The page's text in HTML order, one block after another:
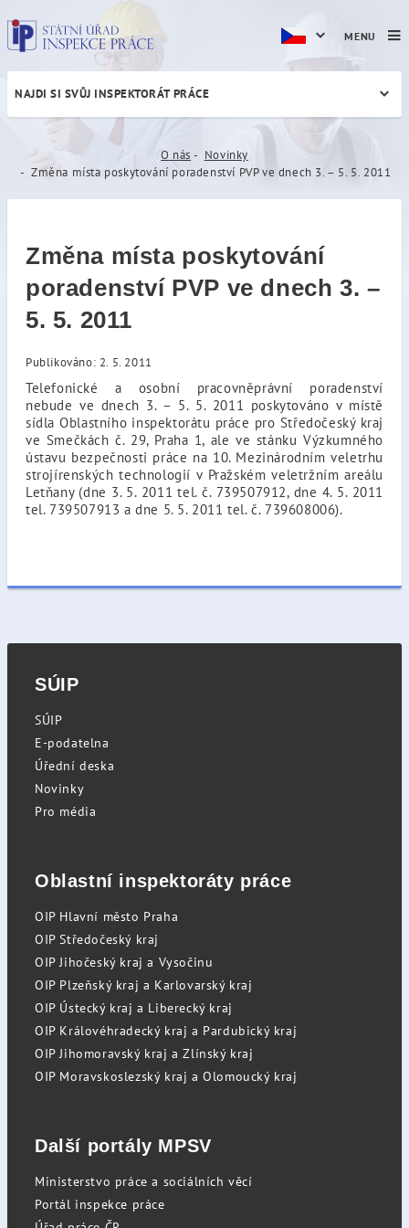
Změna místa poskytování
NAJDI SI SVŮJ INSPEKTORÁT PRÁCE
O nás
Novinky
Změna místa poskytování poradenství PVP ve dnech 3. – 5. 5. 2011
Změna místa poskytování
poradenství PVP ve dnech 3. –
5. 5. 2011
Publikováno: 2. 5. 2011
Telefonické a osobní pracovněprávní poradenství
nebude ve dnech 3. – 5. 5. 2011 poskytováno v místě
sídla Oblastního inspektorátu práce pro Středočeský kraj
ve Smečkách č. 29, Praha 1, ale ve stánku Výzkumného
ústavu bezpečnosti práce na 10. Mezinárodním veletrhu
strojírenských technologií v Pražském veletržním areálu
Letňany (dne 3. 5. 2011 tel. č. 739507912, dne 4. 5. 2011
tel. 739507913 a dne 5. 5. 2011 tel. č. 739608006).
MENU
SÚIP
SÚIP
E-podatelna
Úřední deska
Novinky
Pro média
Oblastní inspektoráty práce
OIP Hlavní město Praha
OIP Středočeský kraj
OIP Jihočeský kraj a Vysočinu
OIP Plzeňský kraj a Karlovarský kraj
OIP Ústecký kraj a Liberecký kraj
OIP Královéhradecký kraj a Pardubický kraj
OIP Jihomoravský kraj a Zlínský kraj
OIP Moravskoslezský kraj a Olomoucký kraj
Další portály MPSV
Ministerstvo práce a sociálních věcí
Portál inspekce práce